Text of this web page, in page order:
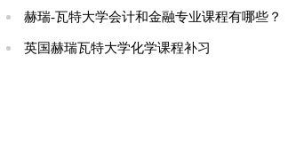
赫瑞-瓦特大学会计和金融专业课程有哪些？
英国赫瑞瓦特大学化学课程补习